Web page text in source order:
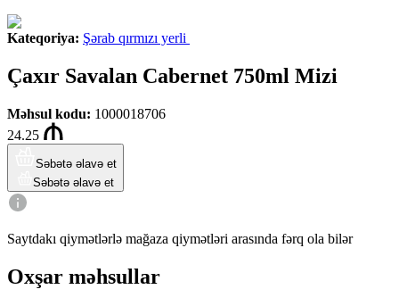
Kateqoriya: Şərab qırmızı yerli
Çaxır Savalan Cabernet 750ml Mizi
Məhsul kodu: 1000018706
24.25
Səbətə əlavə et
Səbətə əlavə et
Saytdakı qiymətlərlə mağaza qiymətləri arasında fərq ola bilər
Oxşar məhsullar